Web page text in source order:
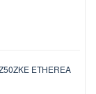
ETHEREA